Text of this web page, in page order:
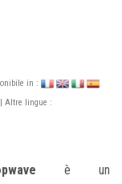
in :
| Altre lingue :
è un